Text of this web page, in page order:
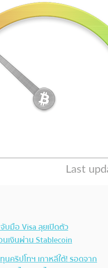
บมือ Visa ลุยเปิดตัว
เงินผ่าน Stablecoin
คริปโทฯ เกาหลีใต้! รอดจาก